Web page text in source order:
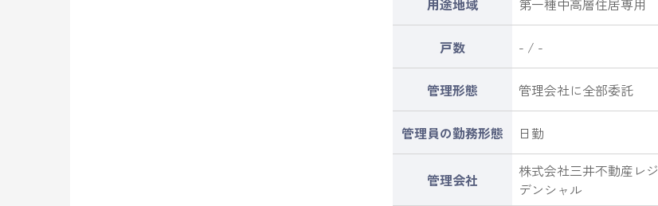
戸数 - / -
管理形態 管理会社に全部委託
管理員の勤務形態 日勤
管理会社
株式会社三井不動産レジ
デンシャル